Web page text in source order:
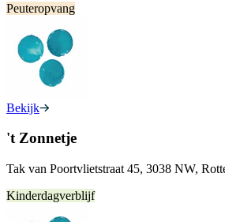
Peuteropvang
Bekijk
't Zonnetje
Tak van Poortvlietstraat 45, 3038 NW,
Kinderdagverblijf